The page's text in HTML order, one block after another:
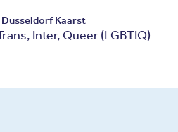
Kaarst
Inter, Queer (LGBTIQ)